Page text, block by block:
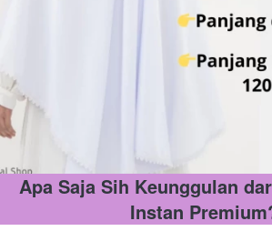
Apa Saja Sih Keunggulan
Instan